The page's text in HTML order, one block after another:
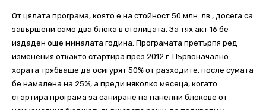
От цялата програма, която е на стойност 50 млн. лв., досега са
завършени само два блока в столицата. За тях акт 16 бе
издаден още миналата година. Програмата претърпя ред
изменения откакто стартира през 2012 г. Първоначално
хората трябваше да осигурят 50% от разходите, после сумата
бе намалена на 25%, а преди няколко месеца, когато
стартира програма за саниране на панелни блокове от